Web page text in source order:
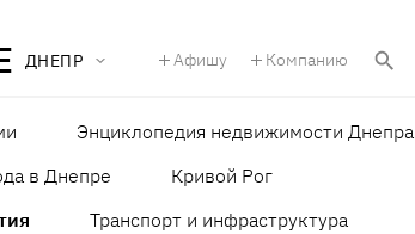
ДНЕПР Афишу Компанию
Энциклопедия недвижимости Днепра
в Днепре
Кривой Рог
Транспорт и инфраструктура